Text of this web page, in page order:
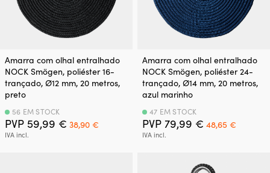
Amarra com olhal entralhado
NOCK Smögen, poliéster 16-
trançado, Ø12 mm, 20 metros,
preto
PVP 59,99 € O
preço
38,90 €
IVA incl.
56 EM STOCK
Amarra com olhal entralhado
NOCK Smögen, poliéster 24-
trançado, Ø14 mm, 20 metros,
azul marinho
PVP 79,99 € O
preço
79,99 €.
48,65 €O
IVA incl.
47 EM STOCK